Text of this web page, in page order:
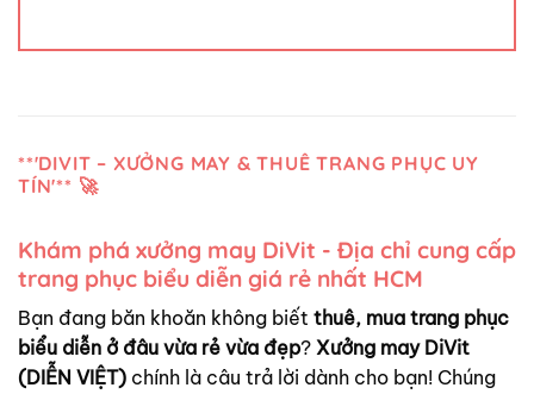
**'DIVIT – XƯỞNG MAY & THUÊ TRANG PHỤC UY
TÍN'** 🚀
Khám phá xưởng may DiVit - Địa chỉ cung cấp
trang phục biểu diễn giá rẻ nhất HCM
Bạn đang băn khoăn không biết thuê, mua trang phục
biểu diễn ở đâu vừa rẻ vừa đẹp? Xưởng may DiVit
(DIỄN VIỆT) chính là câu trả lời dành cho bạn! Chúng